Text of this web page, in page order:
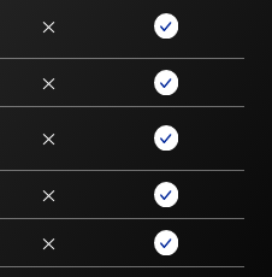
×
×
×
×
×